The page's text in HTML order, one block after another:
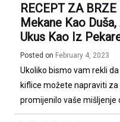
RECEPT ZA
Mekane Kao
Ukus Kao Iz
Posted on February 4, 2023
Ukoliko bismo vam rekli
kiflice možete napraviti
promijenilo vaše mišljenje o